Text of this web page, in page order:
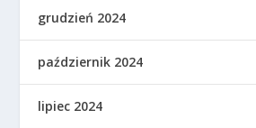
grudzień 2024
październik 2024
lipiec 2024